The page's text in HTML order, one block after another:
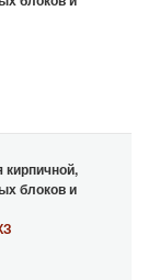
блоков и